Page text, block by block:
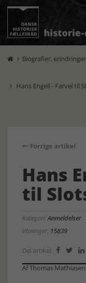
 Biografier, erindringer
 Hans Engell - Farvel til
Forrige artikel
Hans
til
Kategori:Anmeldelser
Visninger: 15839
Del artikel:   
Af Thomas Mathiasen